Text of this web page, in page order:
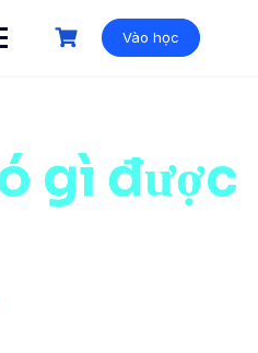
Vào học
gì được